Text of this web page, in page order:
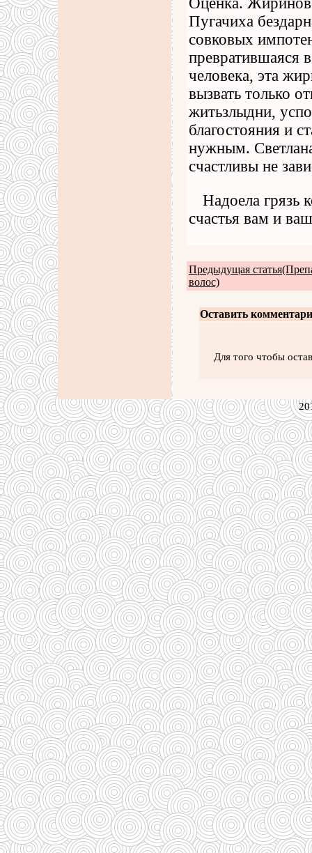
Пугачиха
совковых
превратившаяся
человека, эта
вызвать только
житьзлыдни,
благостояния и
нужным.
счастливы не
Надоела грязь
счастья вам и
Предыдущая
волос)
Оставить
Для того чтобы